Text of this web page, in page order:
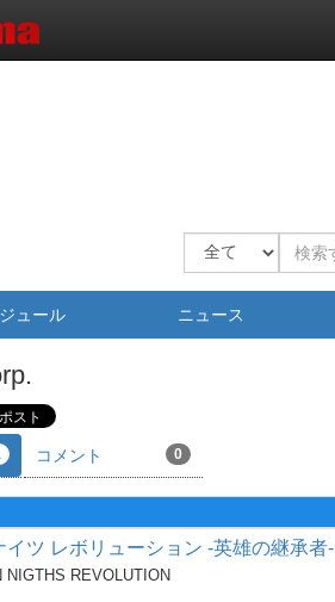
ュール ニュース
コメント 0
イツ レボリューション -英雄の継承者-
NIGTHS REVOLUTION